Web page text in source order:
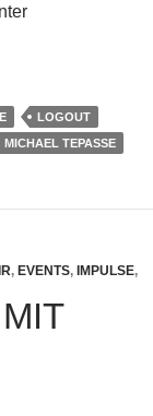
LOGOUT
MICHAEL TEPASSE
, EVENTS, IMPULSE,